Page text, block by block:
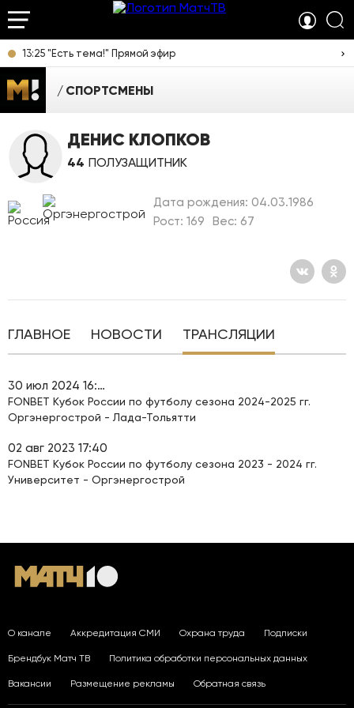
13:25 "Есть тема!" Прямой эфир
СПОРТСМЕНЫ
ДЕНИС КЛОПКОВ
44 ПОЛУЗАЩИТНИК
Дата рождения: 04.03.1986
Рост: 169
Вес: 67
ГЛАВНОЕ НОВОСТИ ТРАНСЛЯЦИИ
30 июл 2024 16:45
FONBET Кубок России по футболу сезона 2024-2025 гг.
Оргэнергострой - Лада-Тольятти
02 авг 2023 17:40
FONBET Кубок России по футболу сезона 2023 - 2024 гг.
Университет - Оргэнергострой
О канале Аккредитация СМИ Охрана труда Подписки
Брендбук Матч ТВ Политика обработки персональных данных
Вакансии Размещение рекламы Обратная связь